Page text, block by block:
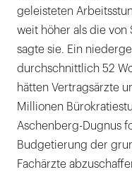
geleisteten
weit höher als die von
sagte sie. Ein
durchschnittlich 52
hätten Vertragsärzte
Millionen
Aschenberg-Dugnus
Budgetierung der
Fachärzte